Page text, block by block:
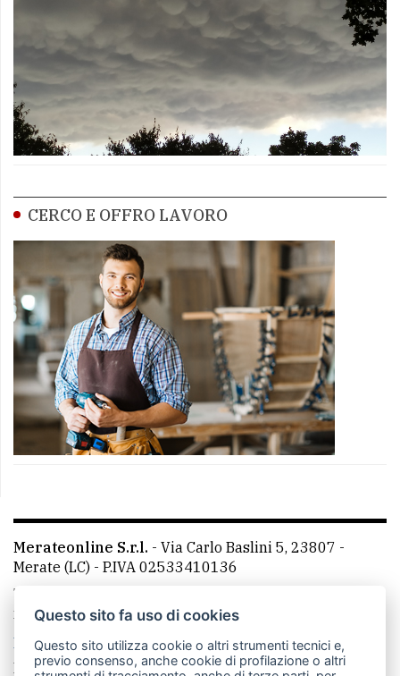
CERCO E OFFRO LAVORO
Merateonline S.r.l. - Via Carlo Baslini 5, 23807 -
Merate (LC) - P.IVA 02533410136
Telefono:
mail: redazione@merateonline.it
La redazione
CasateOnline LeccoOnline
RSS
Made by VIP
Questo sito fa uso di cookies
Questo sito utilizza cookie o altri strumenti tecnici e,
previo consenso, anche cookie di profilazione o altri